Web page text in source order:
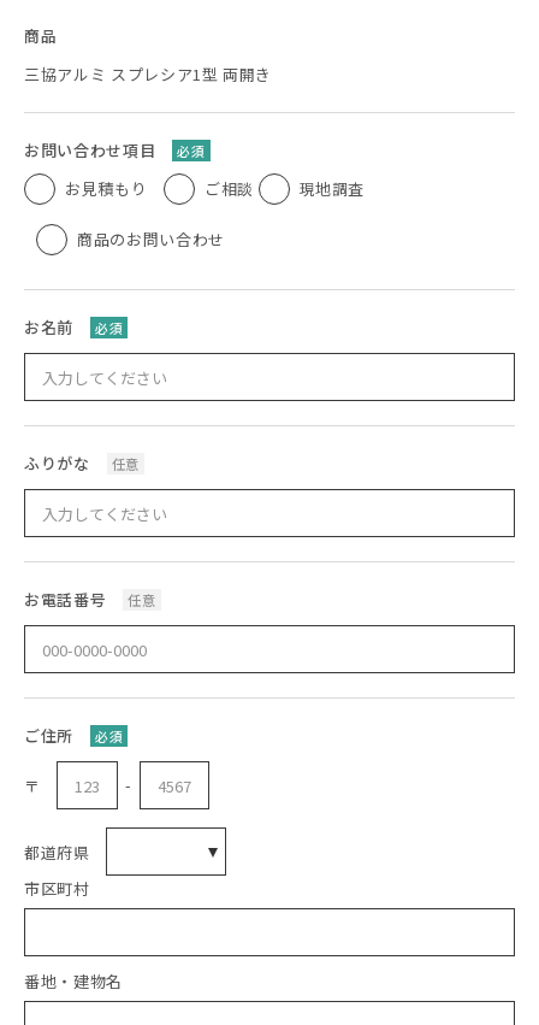
商品
三協アルミ スプレシア1型 両開き
お問い合わせ項目 必須
お見積もり ご相談 現地調査
商品のお問い合わせ
お名前 必須
ふりがな 任意
お電話番号 任意
ご住所 必須
〒 -
都道府県
市区町村
番地・建物名